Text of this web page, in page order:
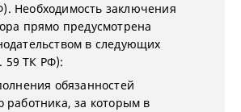
Необходимость заключения
прямо предусмотрена
в следующих
59 ТК РФ):
обязанностей
работника, за которым в